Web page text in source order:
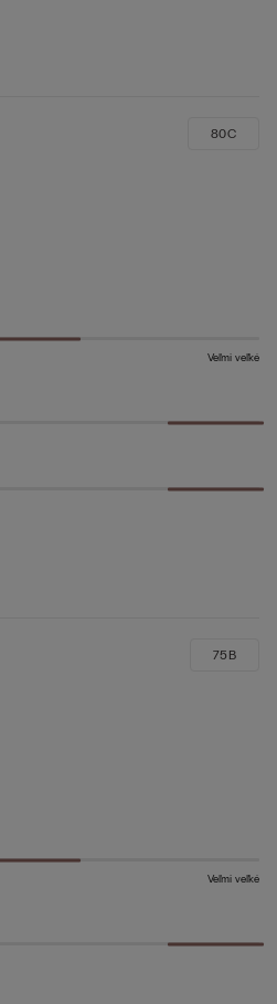
80C
Veľmi veľké
75B
Veľmi veľké